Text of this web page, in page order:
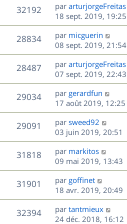
e
s
a
g
e
m
e
s
s
a
g
e
s
i
e
r
m
e
s
s
a
g
e
32192V
u
s
D
e
r
n
i
e
r
m
e
s
s
a
g
e
par arturjorgeFreitas
18 sept. 2019, 19:25
28834V
u
D
e
r
n
i
e
r
m
e
s
s
a
g
e
par micguerin
08 sept. 2019, 21:54
28487V
u
D
e
r
n
i
e
r
m
e
s
s
a
g
e
par arturjorgeFreitas
07 sept. 2019, 22:43
29034V
u
s
D
e
r
n
i
e
r
m
e
s
s
a
g
par gerardfun
17 août 2019, 12:25
29091
u
e
D
e
r
n
i
e
r
m
e
s
s
par sweed92
03 juin 2019, 20:51
31818V
u
D
e
r
n
i
e
r
m
par markitos
09 mai 2019, 13:43
31901
u
D
e
r
n
i
par goffinet
18 avr. 2019, 20:49
32394V
D
e
par tantmieux
24 déc. 2018, 16:12